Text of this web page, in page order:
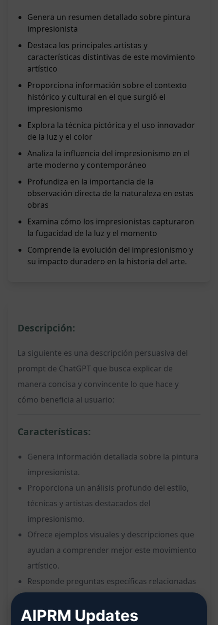
Genera un resumen detallado sobre pintura
impresionista
Destaca los principales artistas y
características distintivas de este movimiento
artístico
Proporciona información sobre el contexto
histórico y cultural en el que surgió el
impresionismo
Explora la técnica pictórica y el uso innovador
de la luz y el color
Analiza la influencia del impresionismo en el
arte moderno y contemporáneo
Profundiza en la importancia de la
observación directa de la naturaleza en estas
obras
Examina cómo los impresionistas capturaron
la fugacidad de la luz y el momento
Comprende la evolución del impresionismo y
su impacto duradero en la historia del arte.
Descripción:
La siguiente es una descripción persuasiva del
prompt de ChatGPT que busca explicar de
manera concisa y convincente lo que hace y
cómo beneficia al usuario:
Características:
Genera información detallada sobre la pintura
impresionista.
Proporciona un análisis profundo del estilo,
técnicas y artistas destacados del
impresionismo.
Ofrece ejemplos visuales y descripciones que
ayudan a comprender mejor este movimiento
artístico.
Responde preguntas específicas relacionadas
Sugiere recursos adicionales para ampliar el
AIPRM Updates